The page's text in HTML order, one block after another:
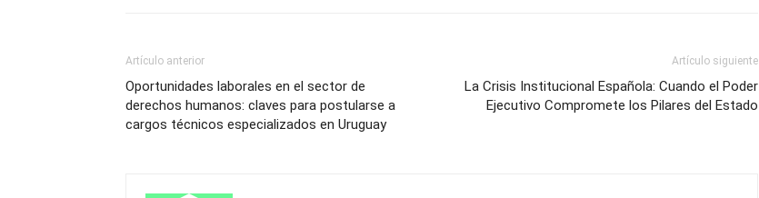
Artículo anterior
Oportunidades laborales en el sector de
derechos humanos: claves para postularse a
cargos técnicos especializados en Uruguay
Artículo siguiente
La Crisis Institucional Española: Cuando el Poder
Ejecutivo Compromete los Pilares del Estado